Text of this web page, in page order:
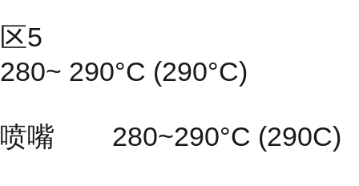
区5
280~ 290°C (290°C)
喷嘴 280~290°C (290C)